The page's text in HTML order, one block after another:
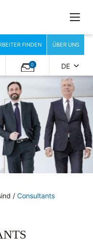
FINDEN ÜBER UNS
0 DE
/ Consultants